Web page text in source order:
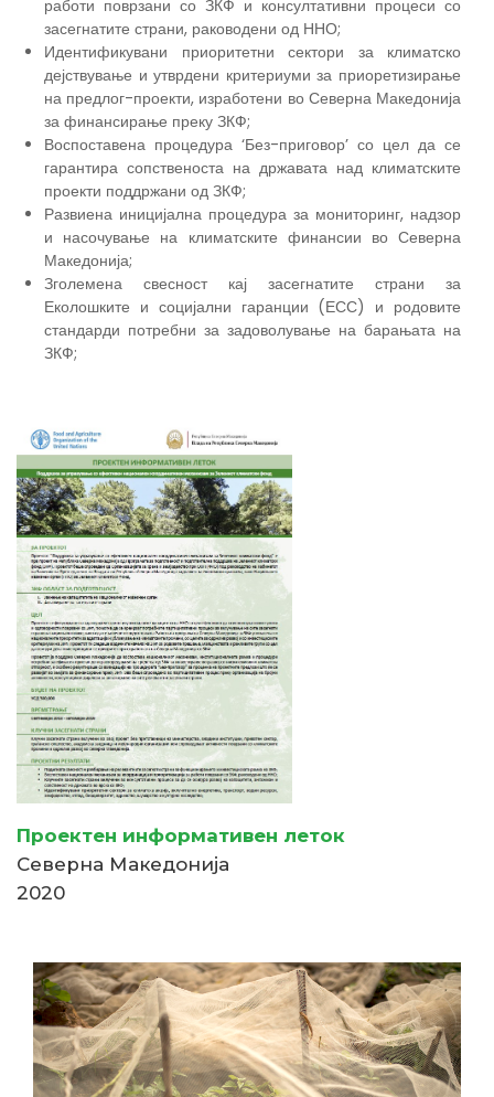
работи поврзани со ЗКФ и консултативни процеси со
засегнатите страни, раководени од ННО;
Идентификувани приоритетни сектори за климатско
дејствување и утврдени критериуми за приоретизирање
на предлог-проекти, изработени во Северна Македонија
за финансирање преку ЗКФ;
Воспоставена процедура ‘Без-приговор’ со цел да се
гарантира сопственоста на државата над климатските
проекти поддржани од ЗКФ;
Развиена иницијална процедура за мониторинг, надзор
и насочување на климатските финансии во Северна
Македонија;
Зголемена свесност кај засегнатите страни за
Еколошките и социјални гаранции (ЕСС) и родовите
стандарди потребни за задоволување на барањата на
ЗКФ;
Проектен информативен леток
Северна Македонија
2020